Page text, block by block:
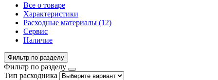
Все о товаре
Характеристики
Расходные материалы (12)
Сервис
Наличие
Фильтр по разделу
Фильтр по разделу
Тип расходника